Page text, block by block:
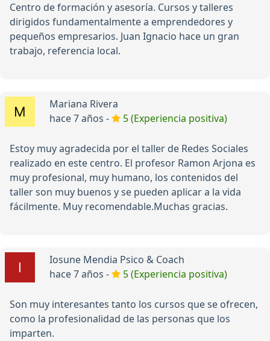
Centro de formación y asesoría. Cursos y talleres
dirigidos fundamentalmente a emprendedores y
pequeños empresarios. Juan Ignacio hace un gran
trabajo, referencia local.
Mariana Rivera
hace 7 años -
5 (Experiencia positiva)
Estoy muy agradecida por el taller de Redes Sociales
realizado en este centro. El profesor Ramon Arjona es
muy profesional, muy humano, los contenidos del
taller son muy buenos y se pueden aplicar a la vida
fácilmente. Muy recomendable.Muchas gracias.
Iosune Mendia Psico & Coach
hace 7 años -
5 (Experiencia positiva)
Son muy interesantes tanto los cursos que se ofrecen,
como la profesionalidad de las personas que los
imparten.